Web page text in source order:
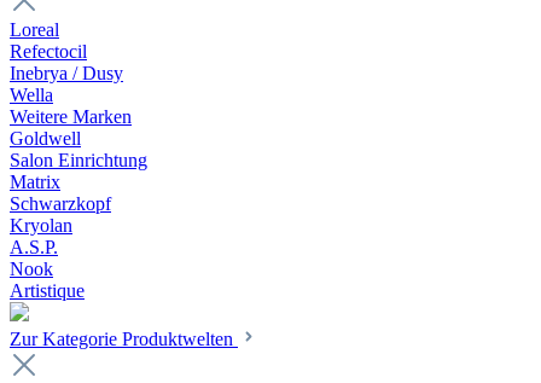
Loreal
Refectocil
Inebrya / Dusy
Wella
Weitere Marken
Goldwell
Salon Einrichtung
Matrix
Schwarzkopf
Kryolan
A.S.P.
Nook
Artistique
Zur Kategorie Produktwelten